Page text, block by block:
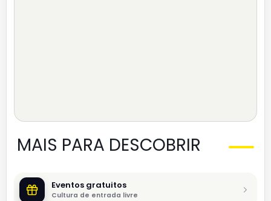
MAIS PARA DESCOBRIR
Eventos gratuitos
Cultura de entrada livre